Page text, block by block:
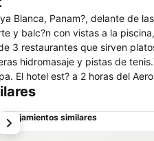
Blanca, Panam?, delante de
y balc?n con vistas a la
3 restaurantes que sirven
hidromasaje y pistas de
El hotel est? a 2 horas del
Alojamientos similares
siguiente